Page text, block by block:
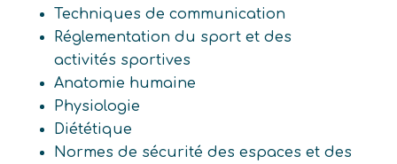
Techniques de communication
Réglementation du sport et des
activités sportives
Anatomie humaine
Physiologie
Diététique
Normes de sécurité des espaces et des